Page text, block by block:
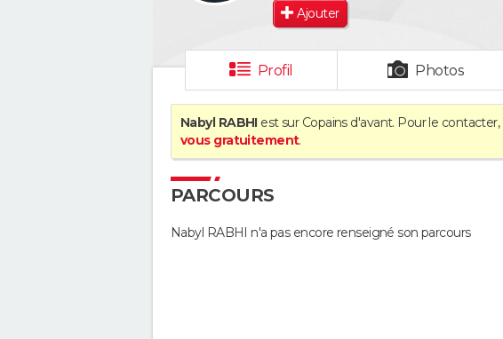
Ajouter
Profil Photos
Nabyl RABHI est sur Copains d'avant. Pour le contacter,
vous gratuitement.
PARCOURS
Nabyl RABHI n'a pas encore renseigné son parcours